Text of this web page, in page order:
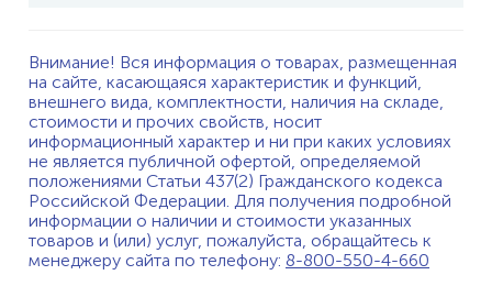
Внимание! Вся информация о товарах, размещенная
на сайте, касающаяся характеристик и функций,
внешнего вида, комплектности, наличия на складе,
стоимости и прочих свойств, носит
информационный характер и ни при каких условиях
не является публичной офертой, определяемой
положениями Статьи 437(2) Гражданского кодекса
Российской Федерации. Для получения подробной
информации о наличии и стоимости указанных
товаров и (или) услуг, пожалуйста, обращайтесь к
менеджеру сайта по телефону: 8-800-550-4-660